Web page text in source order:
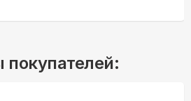
покупателей: